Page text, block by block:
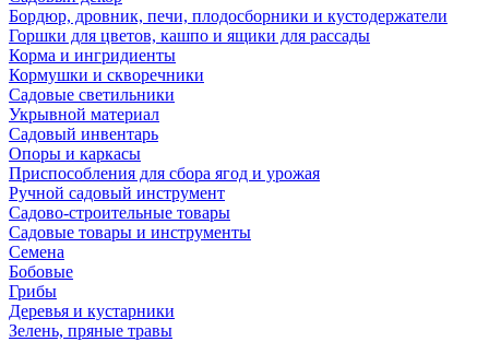
Бордюр, дровник, печи, плодосборники и кустодержатели
Горшки для цветов, кашпо и ящики для рассады
Корма и ингридиенты
Кормушки и скворечники
Садовые светильники
Укрывной материал
Садовый инвентарь
Опоры и каркасы
Приспособления для сбора ягод и урожая
Ручной садовый инструмент
Садово-строительные товары
Садовые товары и инструменты
Семена
Бобовые
Грибы
Деревья и кустарники
Зелень, пряные травы